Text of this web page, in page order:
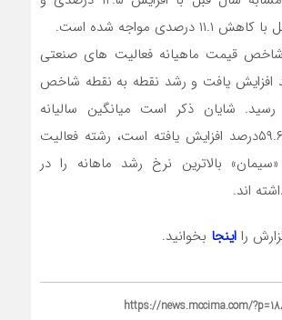
مواجه شده است.
در تیرماه ۱۴۰۱ شاخص قیمت ماهیانه فعالیت های صنعتی
۰,۶ درصد افزایش یافت و رشد نقطه به نقطه شاخص
رسید. شایان ذکر است میانگین سالیانه
شاخص قیمت ۵۹.۶درصد افزایش یافته است، رشته فعالیت
بالاترین نرخ رشد ماهانه را در
اند.
را اینجا بخوانید.
https://news.mccima.com/